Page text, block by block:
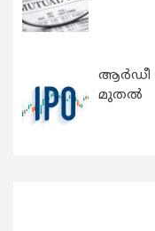
ആർഡീ
മുതൽ